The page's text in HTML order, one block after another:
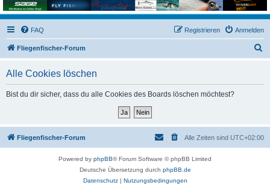
FAQ Anmelden
Registrieren
Fliegenfischer-Forum
Alle Cookies löschen
Bist du dir sicher, dass du alle Cookies des Boards löschen möchtest?
Fliegenfischer-Forum Alle Zeiten sind UTC+02:00
Powered by phpBB® Forum Software © phpBB Limited
Deutsche Übersetzung durch phpBB.de
Datenschutz| Nutzungsbedingungen